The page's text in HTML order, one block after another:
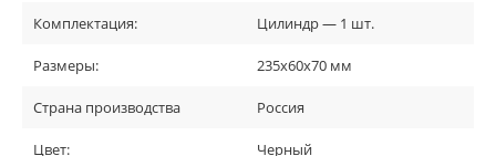
Комплектация: Цилиндр — 1 шт.
Размеры: 235х60х70 мм
Страна производства Россия
Цвет: Черный